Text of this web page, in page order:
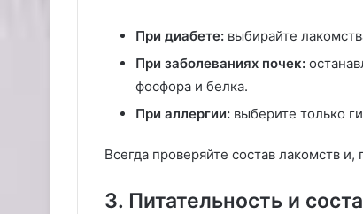
При диабете: выбирайте
При заболеваниях почек:
фосфора и белка.
При аллергии: выберите только
Всегда проверяйте состав лакомств
3. Питательность и